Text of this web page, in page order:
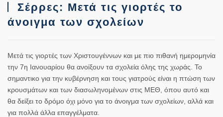
Σέρρες: Μετά τις γιορτές το
άνοιγμα των σχολείων
Μετά τις γιορτές των Χριστουγέννων και με πιο πιθανή ημερομηνία
την 7η Ιανουαρίου θα ανοίξουν τα σχολεία όλης της χωράς. Το
σημαντικο για την κυβέρνηση και τους γιατρούς είναι η πτώση των
κρουσμάτων και των διασωληνομένων στις ΜΕΘ, όπου αυτό και
θα δείξει το δρόμο όχι μόνο για το άνοιγμα των σχολείων, αλλά και
για πολλά άλλα επαγγέλματα.